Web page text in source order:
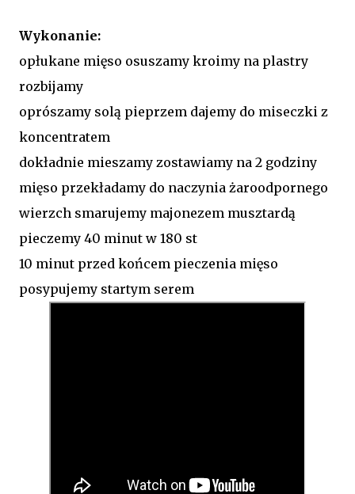
Wykonanie:
opłukane mięso osuszamy kroimy na plastry
rozbijamy
oprószamy solą pieprzem dajemy do miseczki z
koncentratem
dokładnie mieszamy zostawiamy na 2 godziny
mięso przekładamy do naczynia żaroodpornego
wierzch smarujemy majonezem musztardą
pieczemy 40 minut w 180 st
10 minut przed końcem pieczenia mięso
posypujemy startym serem